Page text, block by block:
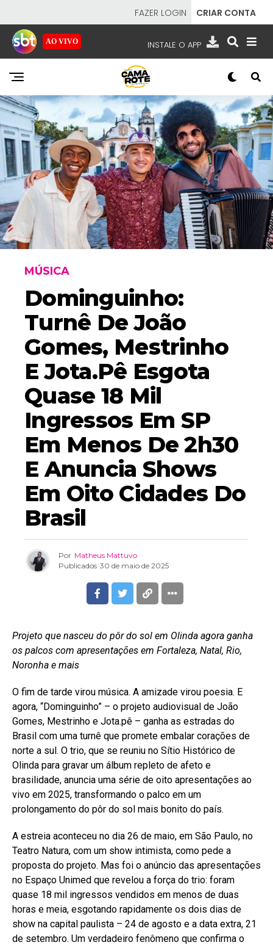
FAZER LOGIN CRIAR CONTA
AO VIVO INSTALE O APP
EMISSORAS
NOSSAS REDES APP TV SBT
SBT- SISTEMA BRASILEIRO DE TELEVISÃO
MÚSICA
Dominguinho:
Turnê De João
Gomes, Mestrinho
E Jota.pê Esgota
Quase 18 Mil
Ingressos Em SP
Em Menos De 2h30
E Anuncia Shows
Em Oito Cidades Do
Brasil
Por Matheus Mattuvo
Publicados 30 de maio de 2025
Projeto que nasceu do pôr do sol em Olinda agora ganha
os palcos com apresentações em Fortaleza, Natal, Rio,
Noronha e mais
O fim de tarde virou música. A amizade virou poesia. E
agora, “Dominguinho” – o projeto audiovisual de João
Gomes, Mestrinho e Jota.pê – ganha as estradas do
Brasil com uma turnê que promete embalar corações de
norte a sul. O trio, que se reuniu no Sítio Histórico de
Olinda para gravar um álbum repleto de afeto e
brasilidade, anuncia uma série de oito apresentações ao
vivo em 2025, transformando o palco em um
prolongamento do pôr do sol mais bonito do país.
A estreia aconteceu no dia 26 de maio, em São Paulo, no
Teatro Natura, com um show intimista, como pede a
proposta do projeto. Mas foi o anúncio das apresentações
no Espaço Unimed que revelou a força do trio: foram
quase 18 mil ingressos vendidos em menos de duas
horas e meia, esgotando rapidamente os dois dias de
show na capital paulista – 24 de agosto e a data extra, 21
de setembro. Um verdadeiro fenômeno que confirma o